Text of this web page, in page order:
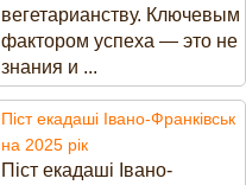
вегетарианству. Ключевым
фактором успеха — это не
знания и ...
Піст екадаші Івано-Франківськ
на 2025 рік
Піст екадаші Івано-